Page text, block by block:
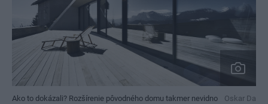
Ako to dokázali? Rozšírenie pôvodného domu takmer nevidno
Oskar Da